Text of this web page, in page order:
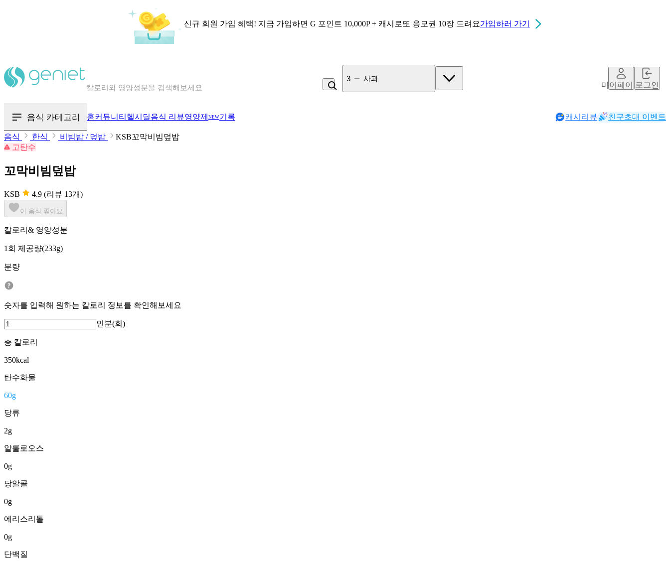
신규 회원 가입 혜택! 지금 가입하면 G 포인트 10,000P + 캐시로또 응모권 10장 드려요가입하러 가기
칼로리와 영양성분을 검색해보세요
4 라면
마이페이지로그인
음식 카테고리 홈커뮤니티 헬시딜음식 리뷰영양제 NEW기록 캐시리뷰 친구초대 이벤트
음식 한식 비빔밥 / 덮밥
KSB꼬막비빔덮밥
고탄수
꼬막비빔덮밥
KSB 4.9 (리뷰 13개)
이 음식 좋아요
칼로리& 영양성분
1회 제공량(233g)
분량
숫자를 입력해 원하는 칼로리 정보를 확인해보세요
인분(회)
총 칼로리
350kcal
탄수화물
60g
당류
2g
알룰로오스
0g
당알콜
0g
에리스리톨
0g
단백질